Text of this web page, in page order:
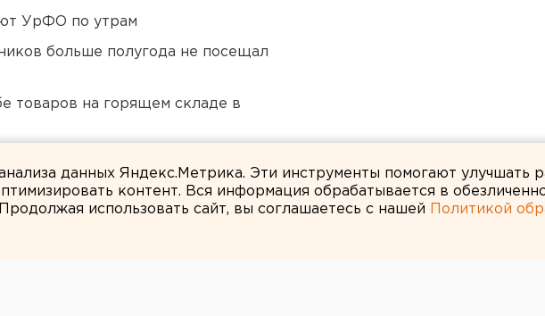
УрФО по утрам
больше полугода не посещал
товаров на горящем складе в
данных Яндекс.Метрика. Эти инструменты помогают улучшать
контент. Вся информация обрабатывается в
использовать сайт, вы соглашаетесь с нашей
Политикой